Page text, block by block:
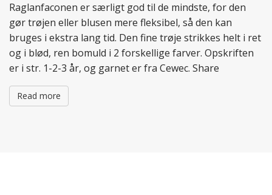
Raglanfaconen er særligt god til de mindste, for den
gør trøjen eller blusen mere fleksibel, så den kan
bruges i ekstra lang tid. Den fine trøje strikkes helt i ret
og i blød, ren bomuld i 2 forskellige farver. Opskriften
er i str. 1-2-3 år, og garnet er fra Cewec. Share
Read more